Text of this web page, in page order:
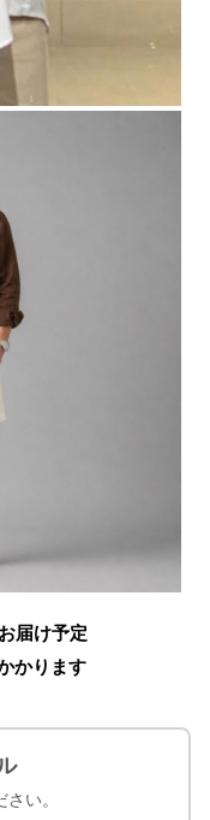
届け予定
かります
い。